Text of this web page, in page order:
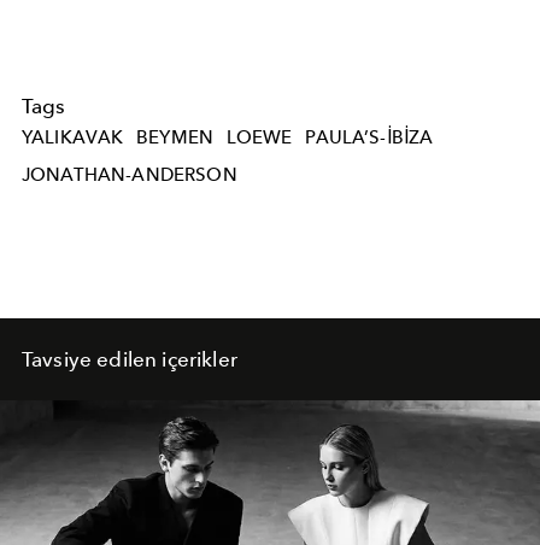
Tags
YALIKAVAK BEYMEN LOEWE
PAULA’S-IBIZA
JONATHAN-ANDERSON
Tavsiye edilen içerikler